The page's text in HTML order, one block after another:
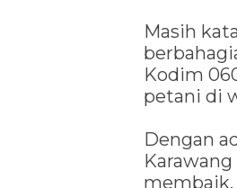
Masih
Kodim
petani di
Dengan
membaik,